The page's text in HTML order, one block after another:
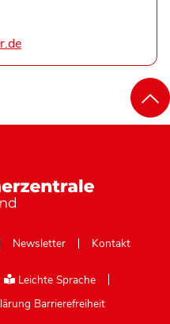
Newsletter Kontakt
Leichte Sprache
Barrierefreiheit